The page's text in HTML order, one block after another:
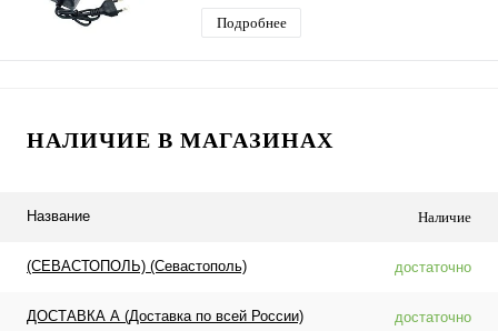
Подробнее
НАЛИЧИЕ В МАГАЗИНАХ
Название Наличие
(СЕВАСТОПОЛЬ) (Севастополь) достаточно
ДОСТАВКА А (Доставка по всей России) достаточно